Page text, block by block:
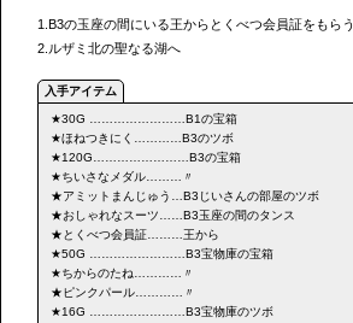
1.B3の玉座の間にいる王からとくべつ会員証をもらう
2.ルザミ北の聖なる湖へ
★30G ……………………B1の宝箱
★ほねつきにく…………B3のツボ
★120G……………………B3の宝箱
★ちいさなメダル………〃
★アミットまんじゅう…B3じいさんの部屋のツボ
★おしゃれなスーツ……B3玉座の間のタンス
★とくべつ会員証………王から
★50G ……………………B3宝物庫の宝箱
★ちからのたね…………〃
★ピンクパール…………〃
★16G ……………………B3宝物庫のツボ